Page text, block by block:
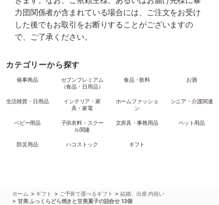
力団関係者が含まれている場合には、ご注文をお受け
した後でもお取引をお断りすることがございますの
で、ご了承ください。
カテゴリーから探す
催事商品
セブンプレミアム
（食品・日用品）
食品・飲料 お酒
生活雑貨・日用品
インテリア・家
具・家電
ホームファッショ
ン
シニア・介護関連
ベビー用品
子供衣料・スクー
ル関連
文房具・事務用品 ペット用品
防災用品 ハコストック ギフト
ホーム > ギフト > ご予算で選べるギフト >結婚、出産 内祝い
> 甘美 ふっくらどら焼きと甘美菓子の詰合せ 13個